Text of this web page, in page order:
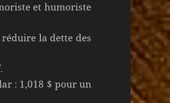
et humoriste
la dette des
: 1,018 $ pour un